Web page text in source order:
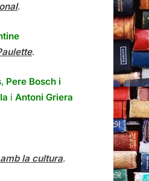
.
.
, Pere Bosch i
i Antoni Griera
la cultura.